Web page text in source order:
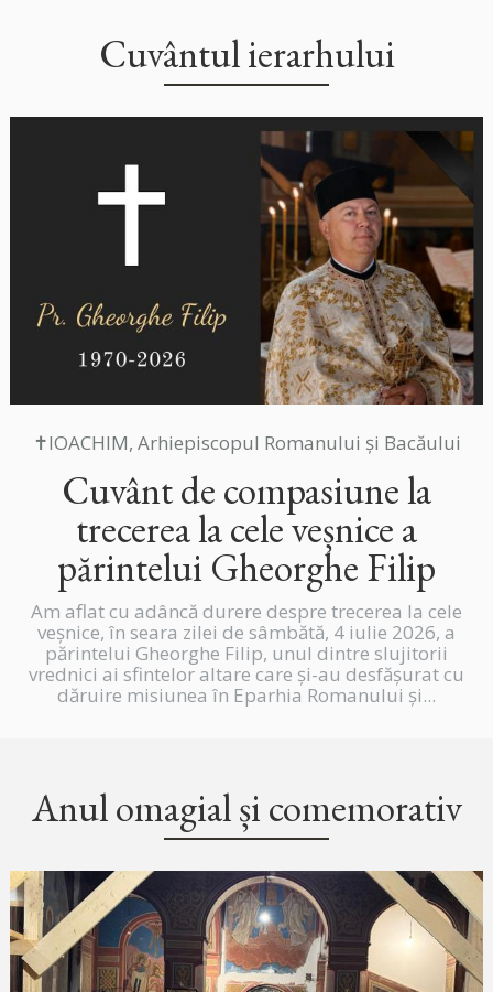
Cuvântul ierarhului
✝IOACHIM, Arhiepiscopul Romanului și Bacăului
Cuvânt de compasiune la
trecerea la cele veșnice a
părintelui Gheorghe Filip
Am aflat cu adâncă durere despre trecerea la cele
veșnice, în seara zilei de sâmbătă, 4 iulie 2026, a
părintelui Gheorghe Filip, unul dintre slujitorii
vrednici ai sfintelor altare care și-au desfășurat cu
dăruire misiunea în Eparhia Romanului și...
Anul omagial și comemorativ